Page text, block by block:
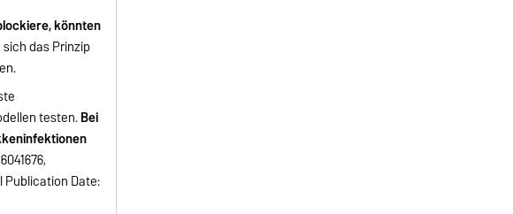
könnten
das Prinzip
testen.Bei
Date: